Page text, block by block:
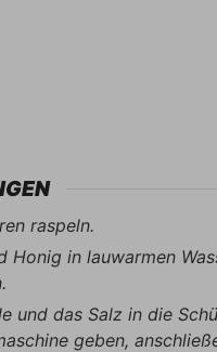
raspeln.
Honig in lauwarmen
und das Salz in die
geben,